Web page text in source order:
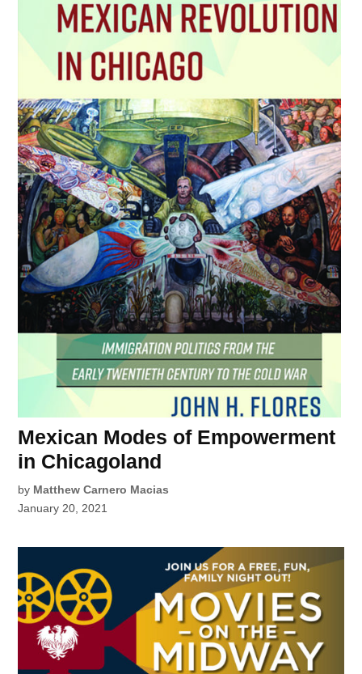
Mexican Modes of Empowerment
in Chicagoland
by Matthew Carnero Macias
January 20, 2021